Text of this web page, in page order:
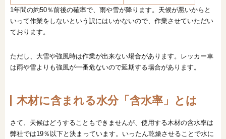
1年間の約50％前後の確率で、雨や雪が降ります。天候が悪いからと
いって作業をしないという訳にはいかないので、作業させていただい
ております。
ただし、大雪や強風時は作業が出来ない場合があります。レッカー車
は雨や雪よりも強風が一番危ないので延期する場合があります。
木材に含まれる水分「含水率」とは
さて、天候はどうすることもできませんが、使用する木材の含水率は
弊社では19％以下と決まっています。いったん乾燥させることで水に